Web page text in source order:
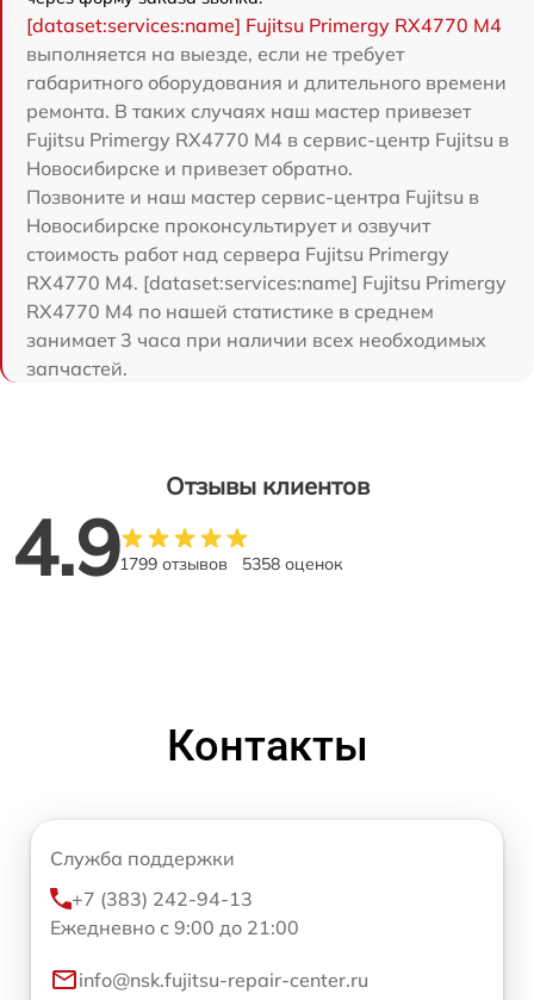
[dataset:services:name] Fujitsu Primergy RX4770 M4
выполняется на выезде, если не требует
габаритного оборудования и длительного времени
ремонта. В таких случаях наш мастер привезет
Fujitsu Primergy RX4770 M4 в сервис-центр Fujitsu в
Новосибирске и привезет обратно.
Позвоните и наш мастер сервис-центра Fujitsu в
Новосибирске проконсультирует и озвучит
стоимость работ над сервера Fujitsu Primergy
RX4770 M4. [dataset:services:name] Fujitsu Primergy
RX4770 M4 по нашей статистике в среднем
занимает 3 часа при наличии всех необходимых
запчастей.
Отзывы клиентов
4.91799 отзывов 5358 оценок
Контакты
Служба поддержки
+7 (383) 242-94-13
Ежедневно с 9:00 до 21:00
info@nsk.fujitsu-repair-center.ru